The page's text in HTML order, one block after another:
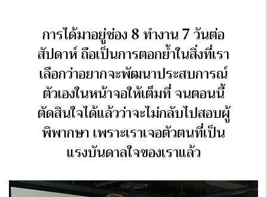
การได้มาอยู่ช่อง 8 ทำงาน 7 วันต่อ
สัปดาห์ ถือเป็นการตอกย้ำในสิ่งที่เรา
เลือกว่าอยากจะพัฒนาประสบการณ์
ตัวเองในหน้าจอให้เต็มที่ จนตอนนี้
ตัดสินใจได้แล้วว่าจะไม่กลับไปสอบผู้
พิพากษา เพราะเราเจอตัวตนที่เป็น
แรงบันดาลใจของเราแล้ว